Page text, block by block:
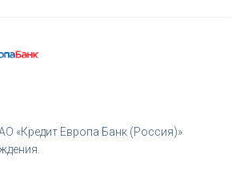
«Кредит Европа Банк (Россия)»